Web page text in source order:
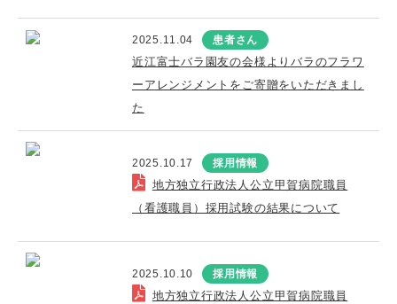
2025.11.04 患者さん
近江富士バラ園友の会様よりバラのフラワ
ーアレンジメントをご寄贈をいただきまし
た
2025.10.17 採用情報
地方独立行政法人公立甲賀病院職員
（看護職員）採用試験の結果について
2025.10.10 採用情報
地方独立行政法人公立甲賀病院職員